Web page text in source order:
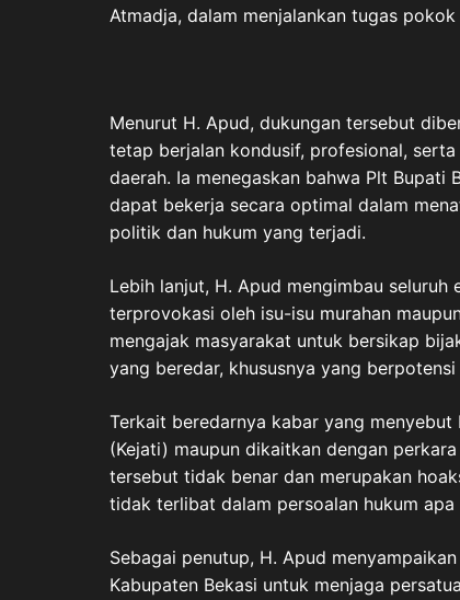
Atmadja, dalam menjalankan tugas
Menurut H. Apud, dukungan tersebut
tetap berjalan kondusif, profesional,
daerah. Ia menegaskan bahwa Plt Bupati
dapat bekerja secara optimal dalam
politik dan hukum yang terjadi.
Lebih lanjut, H. Apud mengimbau
terprovokasi oleh isu-isu murahan
mengajak masyarakat untuk bersikap
yang beredar, khususnya yang
Terkait beredarnya kabar yang
(Kejati) maupun dikaitkan dengan
tersebut tidak benar dan merupakan
tidak terlibat dalam persoalan hukum
Sebagai penutup, H. Apud
Kabupaten Bekasi untuk menjaga